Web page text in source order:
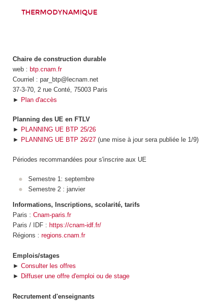
THERMODYNAMIQUE
Chaire de construction durable
web : btp.cnam.fr
Courriel : par_btp@lecnam.net
37-3-70, 2 rue Conté, 75003 Paris
► Plan d'accès
Planning des UE en FTLV
► PLANNING UE BTP 25/26
► PLANNING UE BTP 26/27(une mise à jour sera publiée le 1/9)
Périodes recommandées pour s'inscrire aux UE
Semestre 1: septembre
Semestre 2 : janvier
Informations, Inscriptions, scolarité, tarifs
Paris : Cnam-paris.fr
Paris / IDF : https://cnam-idf.fr/
Régions : regions.cnam.fr
Emplois/stages
► Consulter les offres
► Diffuser une offre d'emploi ou de stage
Recrutement d'enseignants